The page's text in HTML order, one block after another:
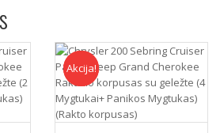
Akcija
Akcija!